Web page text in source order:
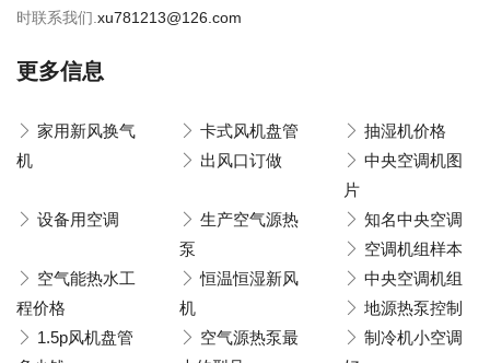
时联系我们. xu781213@126.com
更多信息
家用新风换气
机
卡式风机盘管
抽湿机价格
出风口订做
中央空调机图
片
设备用空调
生产空气源热
泵
知名中央空调
空调机组样本
空气能热水工
程价格
恒温恒湿新风
机
中央空调机组
地源热泵控制
1.5p风机盘管
空气源热泵最
制冷机小空调